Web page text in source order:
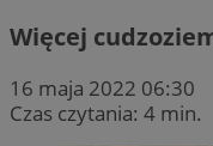
Więcej
16 maja 2022 06:30
Czas czytania: 4 min.